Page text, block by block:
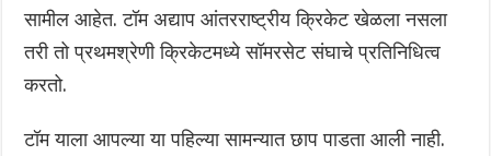
सामील आहेत. टॉम अद्याप आंतरराष्ट्रीय क्रिकेट खेळला नसला
तरी तो प्रथमश्रेणी क्रिकेटमध्ये सॉमरसेट संघाचे प्रतिनिधित्व
करतो.
टॉम याला आपल्या या पहिल्या सामन्यात छाप पाडता आली नाही.